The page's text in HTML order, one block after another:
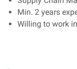
Min. 2 years
Willing to work